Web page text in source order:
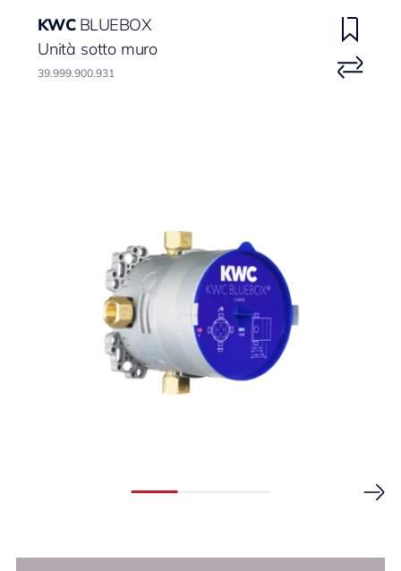
KWC BLUEBOX
Unità sotto muro
39.999.900.931